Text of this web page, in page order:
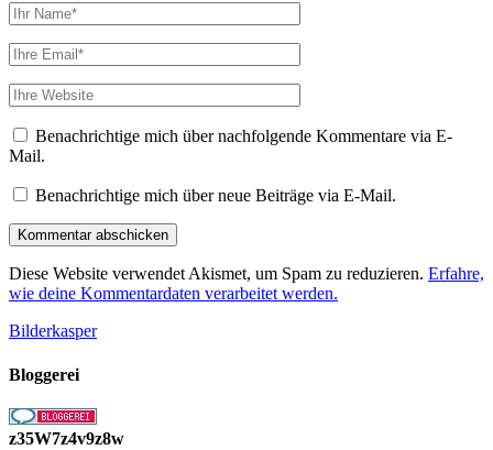
Ihr
Name
Ihre
Email
Webseiten
URL
Benachrichtige mich über nachfolgende Kommentare via E-
Mail.
Benachrichtige mich über neue Beiträge via E-Mail.
Diese Website verwendet Akismet, um Spam zu reduzieren. Erfahre,
wie deine Kommentardaten verarbeitet werden.
Bilderkasper
Bloggerei
z35W7z4v9z8w